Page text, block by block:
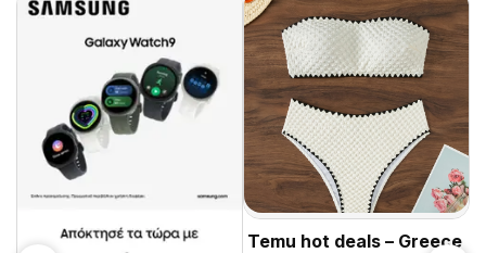
Temu hot deals – Greece